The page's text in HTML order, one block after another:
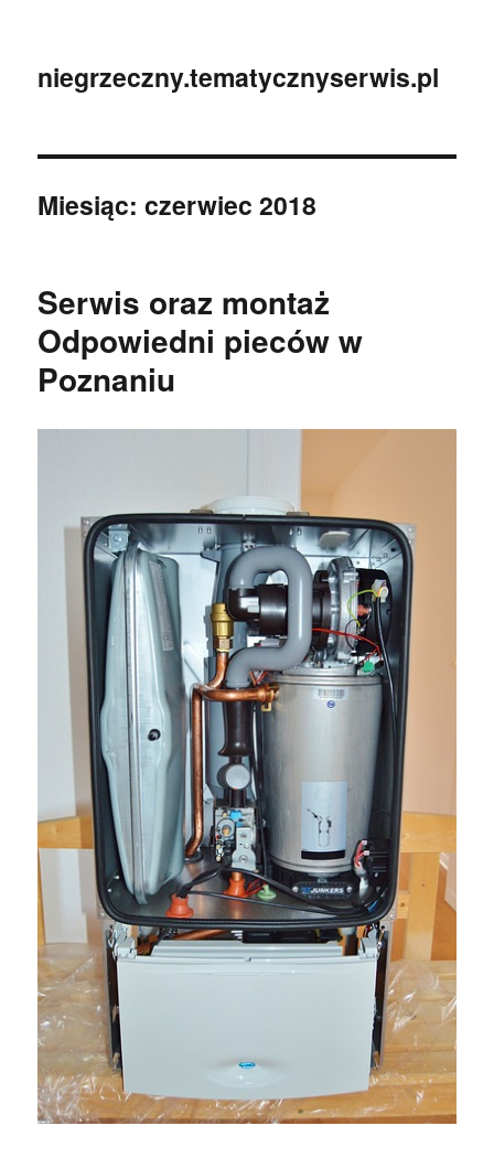
niegrzeczny.tematycznyserwis.pl
Miesiąc:czerwiec 2018
Serwis oraz montaż
Odpowiedni pieców w
Poznaniu